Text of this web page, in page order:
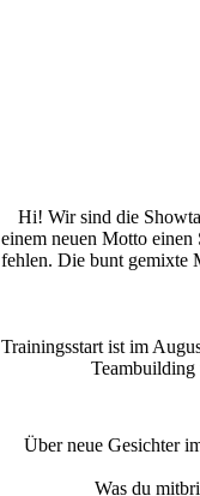
Hi! Wir sind die
einem neuen Motto
fehlen. Die bunt gemixte
Trainingsstart ist im
Teambuilding
Über neue Gesichter
Was du